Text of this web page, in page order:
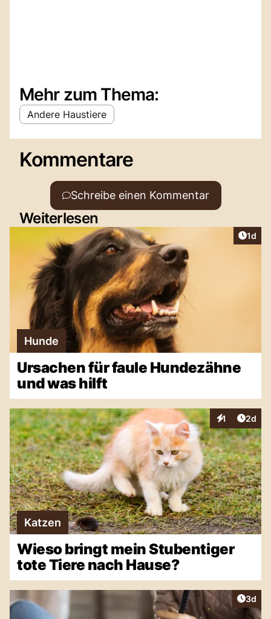
Mehr zum Thema:
Andere Haustiere
Kommentare
Schreibe einen Kommentar
Weiterlesen
1d
Hunde
Ursachen für faule Hundezähne
und was hilft
1
Interaktionen
2d
Katzen
Wieso bringt mein Stubentiger
tote Tiere nach Hause?
3d